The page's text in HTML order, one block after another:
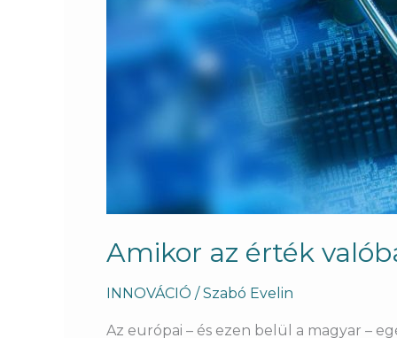
Amikor az érték
INNOVÁCIÓ /Szabó Evelin
Az európai – és ezen belül a magyar –